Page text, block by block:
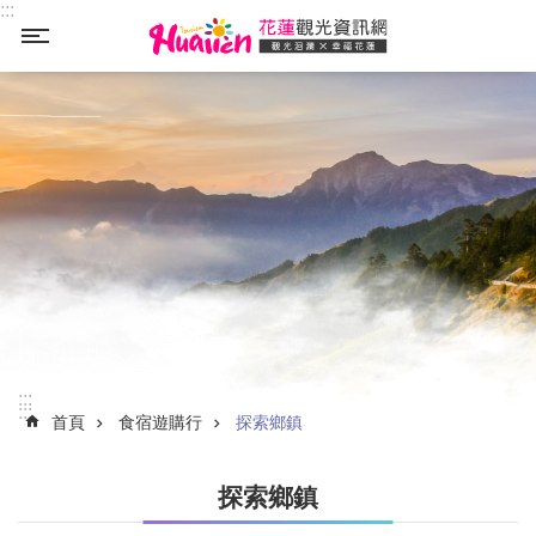
跳到主要內容區塊
:::
:::
::: 首頁 食宿遊購行 探索鄉鎮
探索鄉鎮